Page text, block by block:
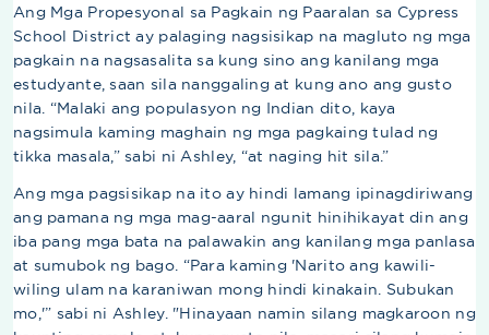
Ang Mga Propesyonal sa Pagkain ng Paaralan sa Cypress
School District ay palaging nagsisikap na magluto ng mga
pagkain na nagsasalita sa kung sino ang kanilang mga
estudyante, saan sila nanggaling at kung ano ang gusto
nila. “Malaki ang populasyon ng Indian dito, kaya
nagsimula kaming maghain ng mga pagkaing tulad ng
tikka masala,” sabi ni Ashley, “at naging hit sila.”
Ang mga pagsisikap na ito ay hindi lamang ipinagdiriwang
ang pamana ng mga mag-aaral ngunit hinihikayat din ang
iba pang mga bata na palawakin ang kanilang mga panlasa
at sumubok ng bago. “Para kaming 'Narito ang kawili-
wiling ulam na karaniwan mong hindi kinakain. Subukan
mo,'” sabi ni Ashley. "Hinayaan namin silang magkaroon ng